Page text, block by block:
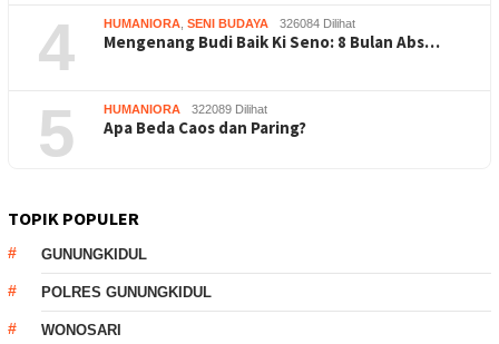
4 HUMANIORA SENI BUDAYA 326084 Dilihat
Mengenang Budi Baik Ki Seno: 8 Bulan Abs…
5 HUMANIORA 322089 Dilihat
Apa Beda Caos dan Paring?
TOPIK POPULER
GUNUNGKIDUL
POLRES GUNUNGKIDUL
WONOSARI